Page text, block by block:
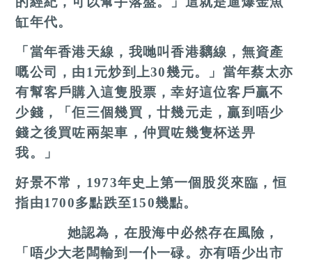
缸年代。
「當年香港天線，我哋叫香港黐線，無資產
嘅公司，由1元炒到上30幾元。」當年蔡太亦
有幫客戶購入這隻股票，幸好這位客戶贏不
少錢，「佢三個幾買，廿幾元走，贏到唔少
錢之後買咗兩架車，仲買咗幾隻杯送畀
我。」
好景不常， 1973年史上第一個股災來臨，恒
指由1700多點跌至150幾點。
她認為，在股海中必然存在風險，
「唔少大老闆輸到一仆一碌。亦有唔少出市